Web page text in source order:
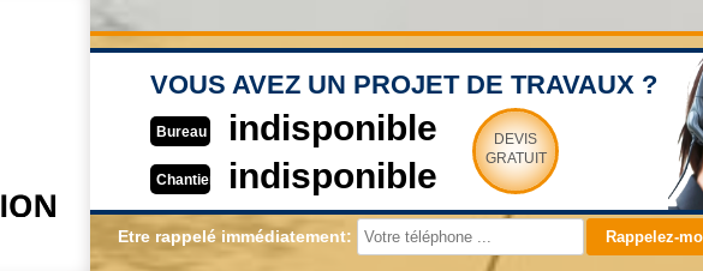
VOUS AVEZ UN PROJET DE TRAVAUX ?
Bureau indisponible
Chantier indisponible
DEVIS
GRATUIT
Etre rappelé immédiatement: